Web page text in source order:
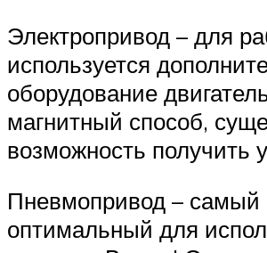
Электропривод – для
используется
оборудование
магнитный способ,
возможность получить
Пневмопривод – самый
оптимальный для